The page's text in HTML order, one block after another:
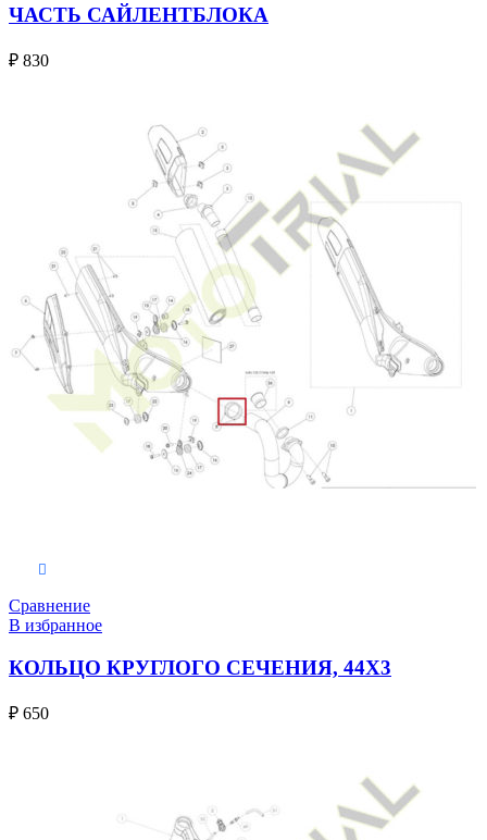
ЧАСТЬ САЙЛЕНТБЛОКА
₽ 830
Сравнение
В избранное
КОЛЬЦО КРУГЛОГО СЕЧЕНИЯ, 44X3
₽ 650